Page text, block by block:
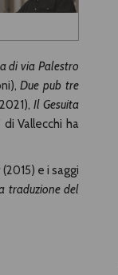
di via Palestro
Due pub tre
Il Gesuita
Vallecchi ha
(2015) e i saggi
traduzione del